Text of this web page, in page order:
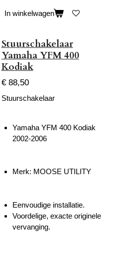
In winkelwagen
Stuurschakelaar
Yamaha YFM 400
Kodiak
€ 88,50
Stuurschakelaar
Yamaha YFM 400 Kodiak
2002-2006
Merk: MOOSE UTILITY
Eenvoudige installatie.
Voordelige, exacte originele
vervanging.